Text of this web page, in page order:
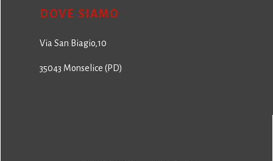
DOVE SIAMO
Via San Biagio,10
35043 Monselice (PD)